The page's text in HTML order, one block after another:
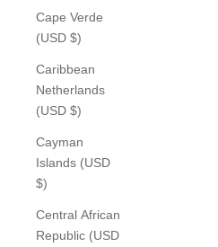
Cape Verde
(USD $)
Caribbean
Netherlands
(USD $)
Cayman
Islands (USD
$)
Central African
Republic (USD